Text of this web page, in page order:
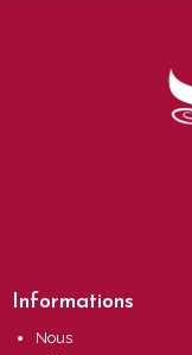
Informations
Nous